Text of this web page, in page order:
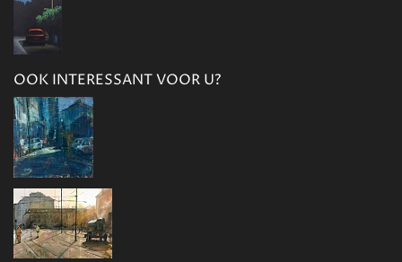
OOK INTERESSANT VOOR U?